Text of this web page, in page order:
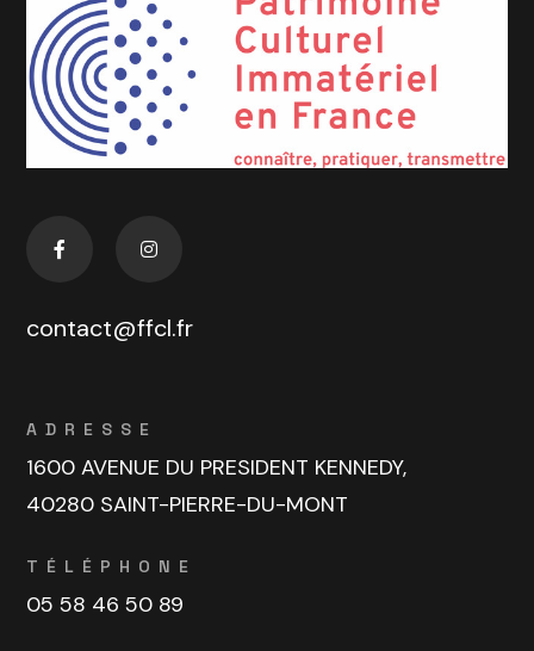
contact@ffcl.fr
ADRESSE
1600 AVENUE DU PRESIDENT KENNEDY,
40280 SAINT-PIERRE-DU-MONT
TÉLÉPHONE
05 58 46 50 89